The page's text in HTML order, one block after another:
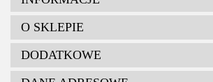
O SKLEPIE
DODATKOWE